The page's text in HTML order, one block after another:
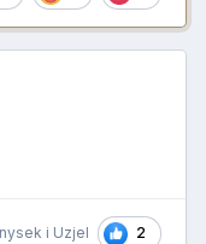
i Uzjel 2